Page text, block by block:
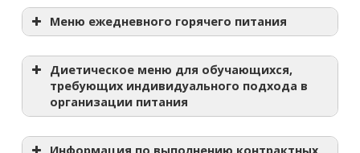
Горячая линия министерства образования
Самарской области
Меню ежедневного горячего питания
Диетическое меню для обучающихся,
требующих индивидуального подхода в
организации питания